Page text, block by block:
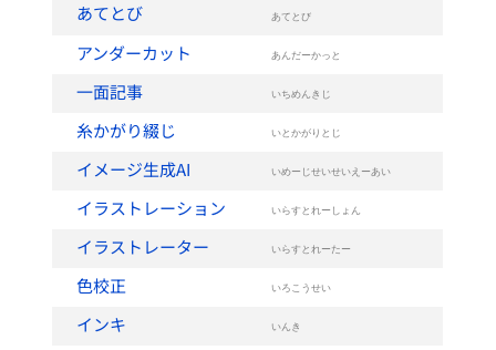
あてとび あてとび
アンダーカット あんだーかっと
一面記事 いちめんきじ
糸かがり綴じ いとかがりとじ
イメージ生成AI いめーじせいせいえーあい
イラストレーション いらすとれーしょん
イラストレーター いらすとれーたー
色校正 いろこうせい
インキ いんき